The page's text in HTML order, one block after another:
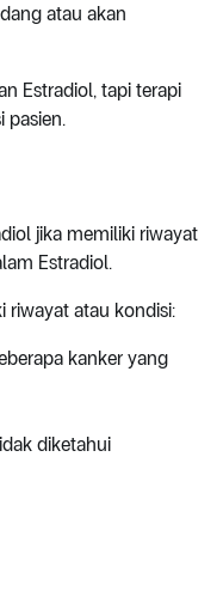
atau akan
Estradiol, tapi terapi
pasien.
jika memiliki riwayat
Estradiol.
riwayat atau kondisi:
kanker yang
diketahui